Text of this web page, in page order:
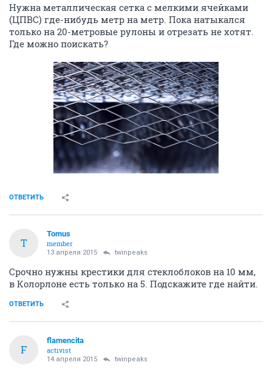
Нужна металлическая сетка с мелкими ячейками
(ЦПВС) где-нибудь метр на метр. Пока натыкался
только на 20-метровые рулоны и отрезать не хотят.
Где можно поискать?
ОТВЕТИТЬ
T
Tomus
member
13 апреля 2015 twinpeaks
Срочно нужны крестики для стеклоблоков на 10 мм,
в Колорлоне есть только на 5. Подскажите где найти.
ОТВЕТИТЬ
F
flamencita
activist
14 апреля 2015 twinpeaks